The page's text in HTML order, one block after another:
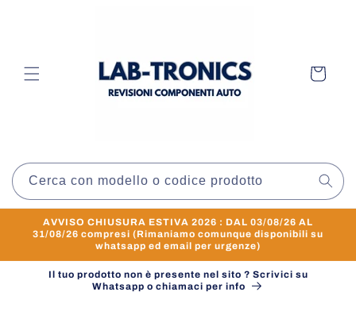
Carrello
Cerca con modello o codice prodotto
AVVISO CHIUSURA ESTIVA 2026 : DAL 03/08/26 AL
31/08/26 compresi (Rimaniamo comunque disponibili su
whatsapp ed email per urgenze)
Il tuo prodotto non è presente nel sito ? Scrivici su
Whatsapp o chiamaci per info